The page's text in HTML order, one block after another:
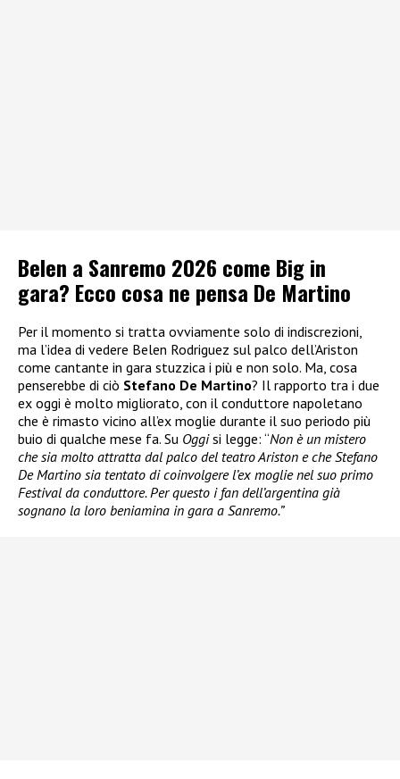
Belen a Sanremo 2026 come Big in
gara? Ecco cosa ne pensa De Martino
Per il momento si tratta ovviamente solo di indiscrezioni,
ma l’idea di vedere Belen Rodriguez sul palco dell’Ariston
come cantante in gara stuzzica i più e non solo. Ma, cosa
penserebbe di ciò Stefano De Martino? Il rapporto tra i due
ex oggi è molto migliorato, con il conduttore napoletano
che è rimasto vicino all’ex moglie durante il suo periodo più
buio di qualche mese fa. Su Oggisi legge: “Non è un mistero
che sia molto attratta dal palco del teatro Ariston e che Stefano
De Martino sia tentato di coinvolgere l’ex moglie nel suo primo
Festival da conduttore. Per questo i fan dell’argentina già
sognano la loro beniamina in gara a Sanremo.”